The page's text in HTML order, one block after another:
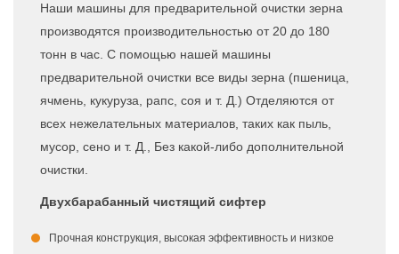
Наши машины для предварительной очистки зерна
производятся производительностью от 20 до 180
тонн в час. С помощью нашей машины
предварительной очистки все виды зерна (пшеница,
ячмень, кукуруза, рапс, соя и т. Д.) Отделяются от
всех нежелательных материалов, таких как пыль,
мусор, сено и т. Д., Без какой-либо дополнительной
очистки.
Двухбарабанный чистящий сифтер
Прочная конструкция, высокая эффективность и низкое